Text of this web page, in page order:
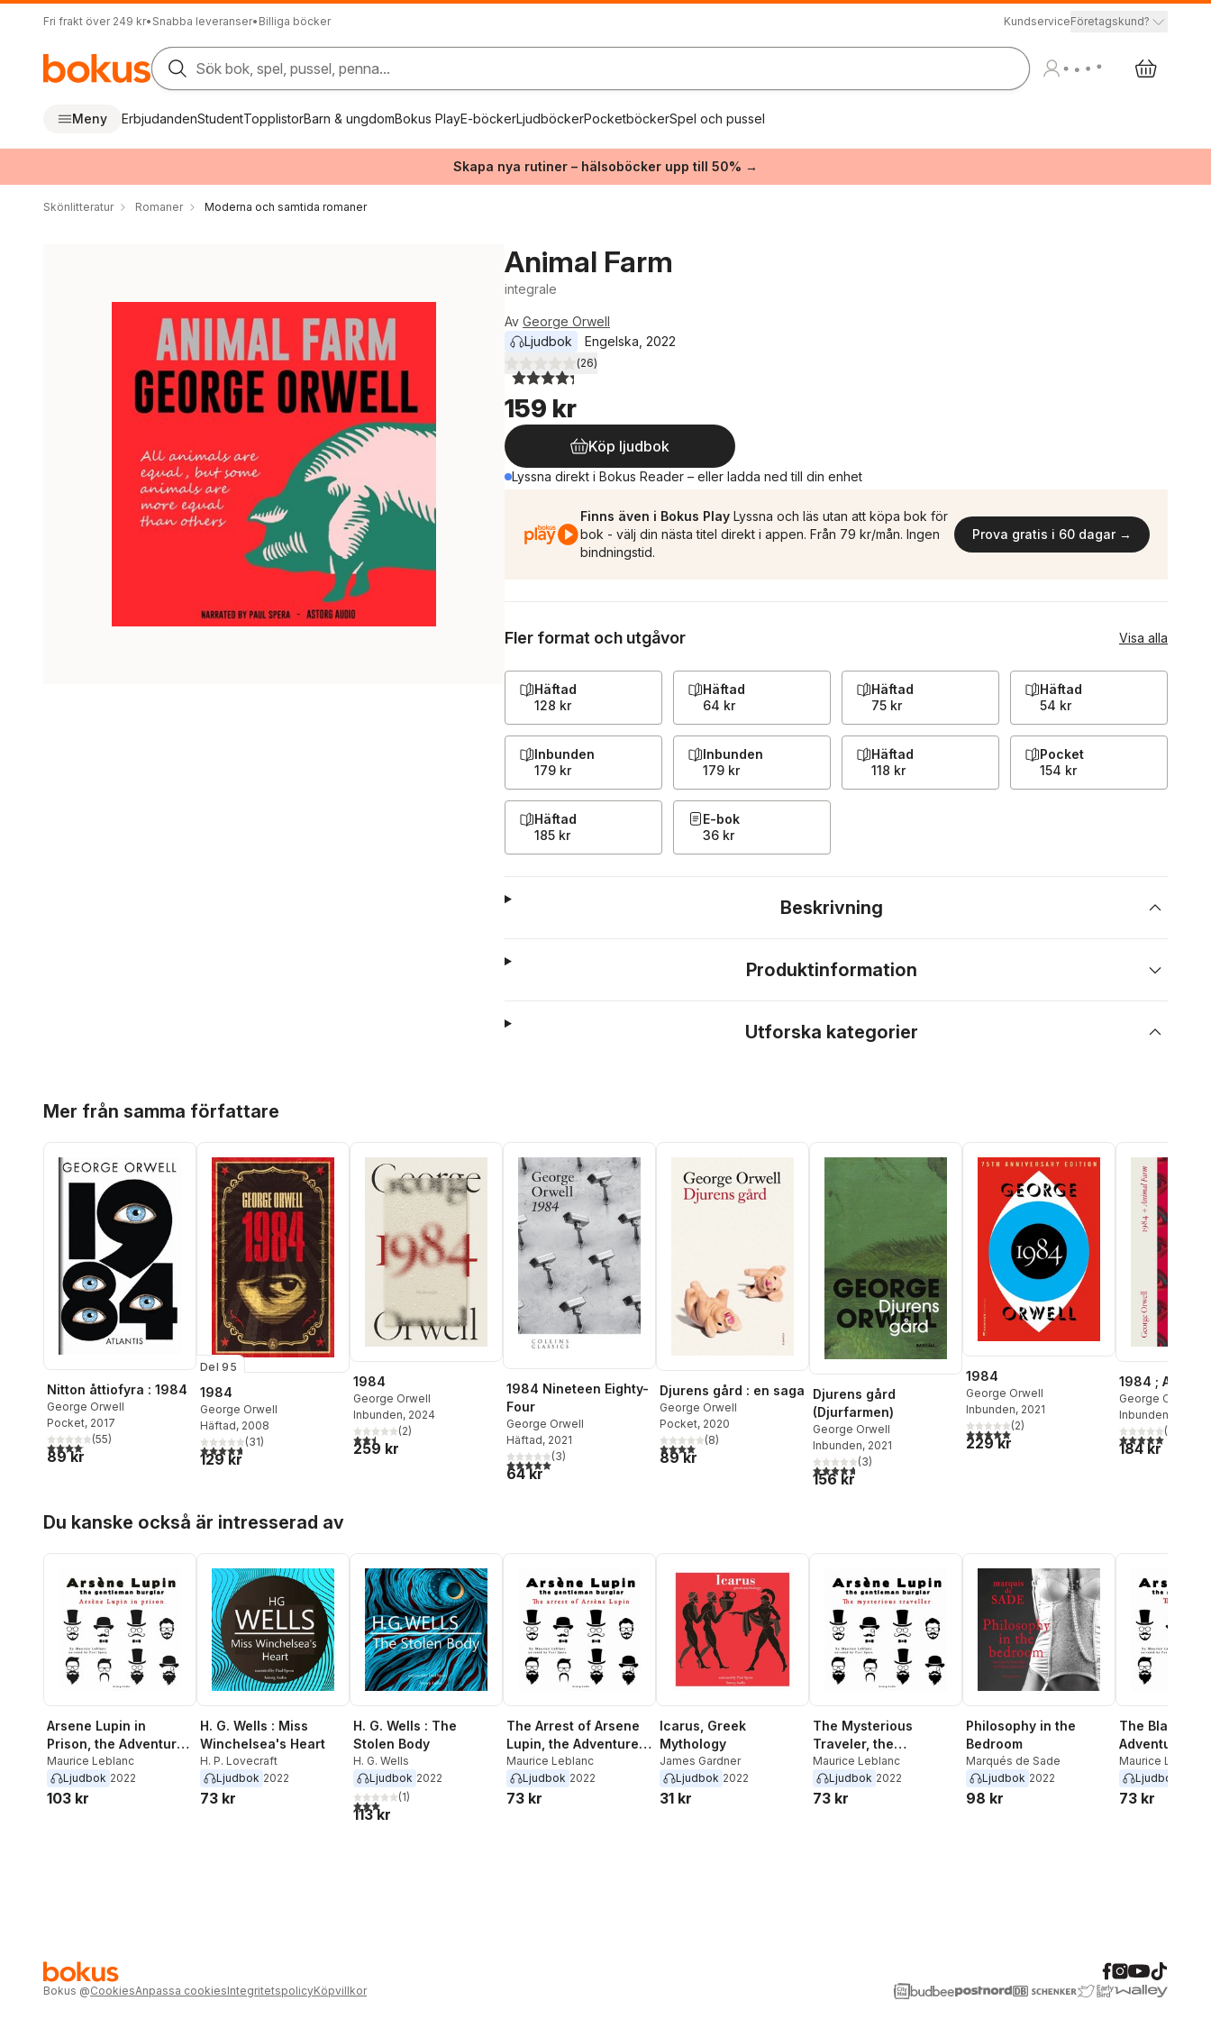
Fri frakt över 249 kr• Snabba leveranser• Billiga böcker KundserviceFöretagskund?
Sök bok, spel, pussel, penna...
Meny ErbjudandenStudentTopplistorBarn & ungdomBokus PlayE-böckerLjudböckerPocketböckerSpel och pussel
Skapa nya rutiner – hälsoböcker upp till 50% →
Skönlitteratur Romaner Moderna och samtida romaner
Animal Farm
integrale
Av George Orwell
Ljudbok
Engelska 2022
4,3utav 5 stjärnor. Totalt antal röster:
(26)
159 kr
Köp ljudbok
Lyssna direkt i Bokus Reader – eller ladda ned till din enhet
Finns även i Bokus Play Lyssna och läs utan att köpa bok för
bok - välj din nästa titel direkt i appen. Från 79 kr/mån. Ingen
bindningstid.
Prova gratis i 60 dagar →
Fler format och utgåvor Visa alla
Häftad
128 kr
Häftad
64 kr
Häftad
75 kr
Häftad
54 kr
Inbunden
179 kr
Inbunden
179 kr
Häftad
118 kr
Pocket
154 kr
Häftad
185 kr
E-bok
36 kr
Beskrivning
Produktinformation
Utforska kategorier
Mer från samma författare
Nitton åttiofyra : 1984
George Orwell
Pocket, 2017
4,1utav 5 stjärnor. Totalt antal röster:
(55)
89 kr
Del 95
1984
George Orwell
Häftad, 2008
4,7utav 5 stjärnor. Totalt antal röster:
(31)
129 kr
1984
George Orwell
Inbunden, 2024
2,5utav 5 stjärnor. Totalt antal röster:
(2)
259 kr
1984 Nineteen Eighty-
Four
George Orwell
Häftad, 2021
5,0utav 5 stjärnor. Totalt antal röster:
(3)
64 kr
Djurens gård : en saga
George Orwell
Pocket, 2020
4,0utav 5 stjärnor. Totalt antal röster:
(8)
89 kr
Djurens gård
(Djurfarmen)
George Orwell
Inbunden, 2021
4,7utav 5 stjärnor. Totalt antal röster:
(3)
156 kr
1984
George Orwell
Inbunden, 2021
5,0utav 5 stjärnor. Totalt antal röster:
(2)
229 kr
1984 ; Animal
George Orwell
Inbunden
5,0utav 5(
184 kr
Du kanske också är intresserad av
Arsene Lupin in
Prison, the Adventures
of Arsene Lupin the
Gentleman Burglar
Maurice Leblanc
Ljudbok 2022
103 kr
H. G. Wells : Miss
Winchelsea's Heart
H. P. Lovecraft
Ljudbok 2022
73 kr
H. G. Wells : The
Stolen Body
H. G. Wells
Ljudbok 2022
3,0utav 5 stjärnor. Totalt antal röster:
(1)
113 kr
The Arrest of Arsene
Lupin, the Adventures
of Arsene Lupin the
Gentleman Burglar
Maurice Leblanc
Ljudbok 2022
73 kr
Icarus, Greek
Mythology
James Gardner
Ljudbok 2022
31 kr
The Mysterious
Traveler, the
Adventures of Arsène
Lupin the Gentleman
Burglar
Maurice Leblanc
Ljudbok 2022
73 kr
Philosophy in the
Bedroom
Marqués de Sade
Ljudbok 2022
98 kr
The Black
Adventures
Lupin the
Burglar
Maurice Leblanc
Ljudbok
73 kr
Bokus @CookiesAnpassa cookiesIntegritetspolicyKöpvillkor